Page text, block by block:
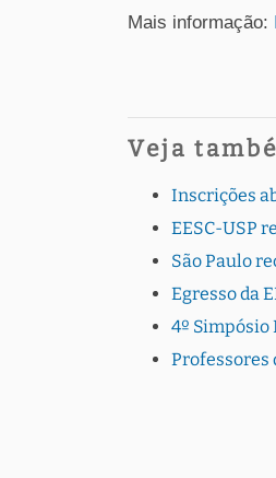
Mais informação:
Veja
Inscrições
EESC-USP
São Paulo
Egresso da
4º Simpósio
Professores